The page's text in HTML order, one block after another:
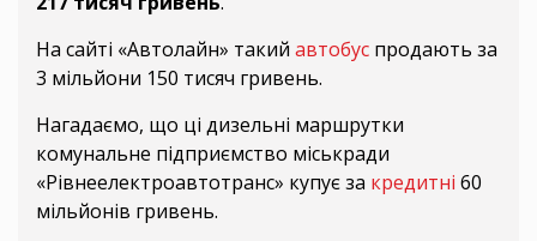
На сайті «Автолайн» такий автобус продають за
3 мільйони 150 тисяч гривень.
Нагадаємо, що ці дизельні маршрутки
комунальне підприємство міськради
«Рівнеелектроавтотранс» купує за кредитні 60
мільйонів гривень.